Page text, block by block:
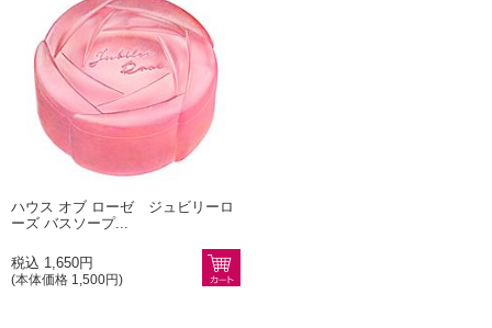
ハウス オブ ローゼ ジュビリーロ
ーズ バスソープ...
税込 1,650円
(本体価格 1,500円)